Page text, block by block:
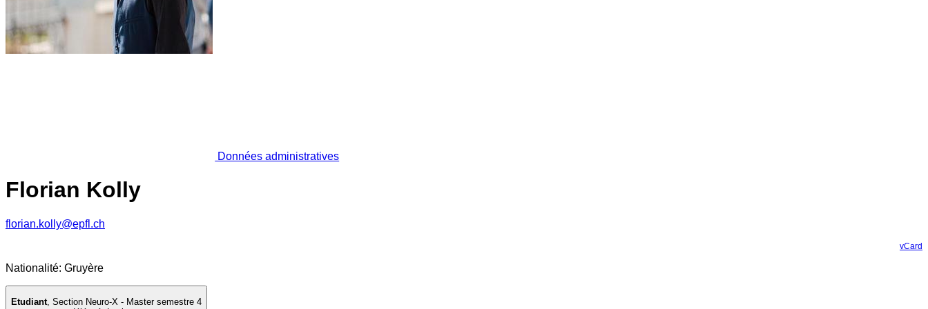
Données administratives
Florian Kolly
florian.kolly@epfl.ch
vCard
Nationalité: Gruyère
Etudiant, Section Neuro-X - Master semestre 4